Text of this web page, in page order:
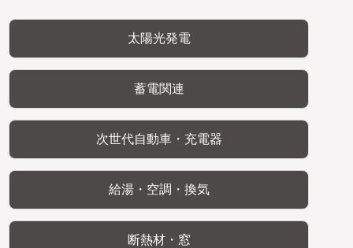
太陽光発電
蓄電関連
次世代自動車・充電器
給湯・空調・換気
断熱材・窓